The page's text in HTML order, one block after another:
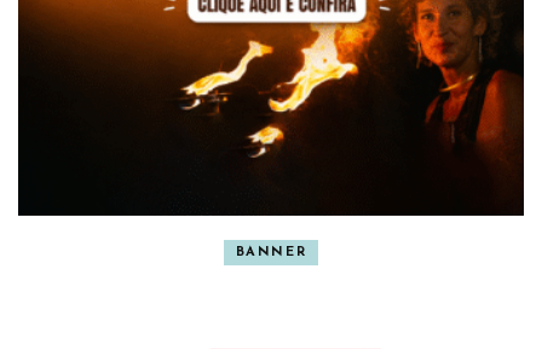
BANNER